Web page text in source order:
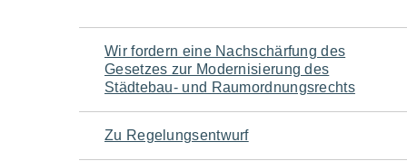
Navigation
für
den
Wir fordern eine Nachschärfung des
Gesetzes zur Modernisierung des
Städtebau- und Raumordnungsrechts
Zu Regelungsentwurf